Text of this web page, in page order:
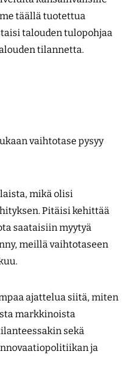
täällä tuotettua
talouden tulopohjaa
tilannetta.
vaihtotase pysyy
mikä olisi
Pitäisi kehittää
saataisiin myytyä
meillä vaihtotaseen
ajattelua siitä, miten
markkinoista
sekä
ja